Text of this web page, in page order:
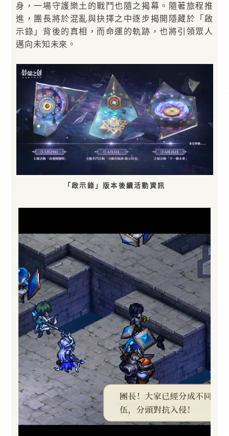
身，一場守護樂土的戰鬥也隨之揭幕。隨著旅程推
進，團長將於混亂與抉擇之中逐步揭開隱藏於「啟
示錄」背後的真相，而命運的軌跡，也將引領眾人
邁向未知未來。
「啟示錄」版本後續活動資訊